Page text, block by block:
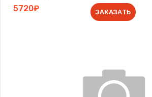
5720₽ ЗАКАЗАТЬ